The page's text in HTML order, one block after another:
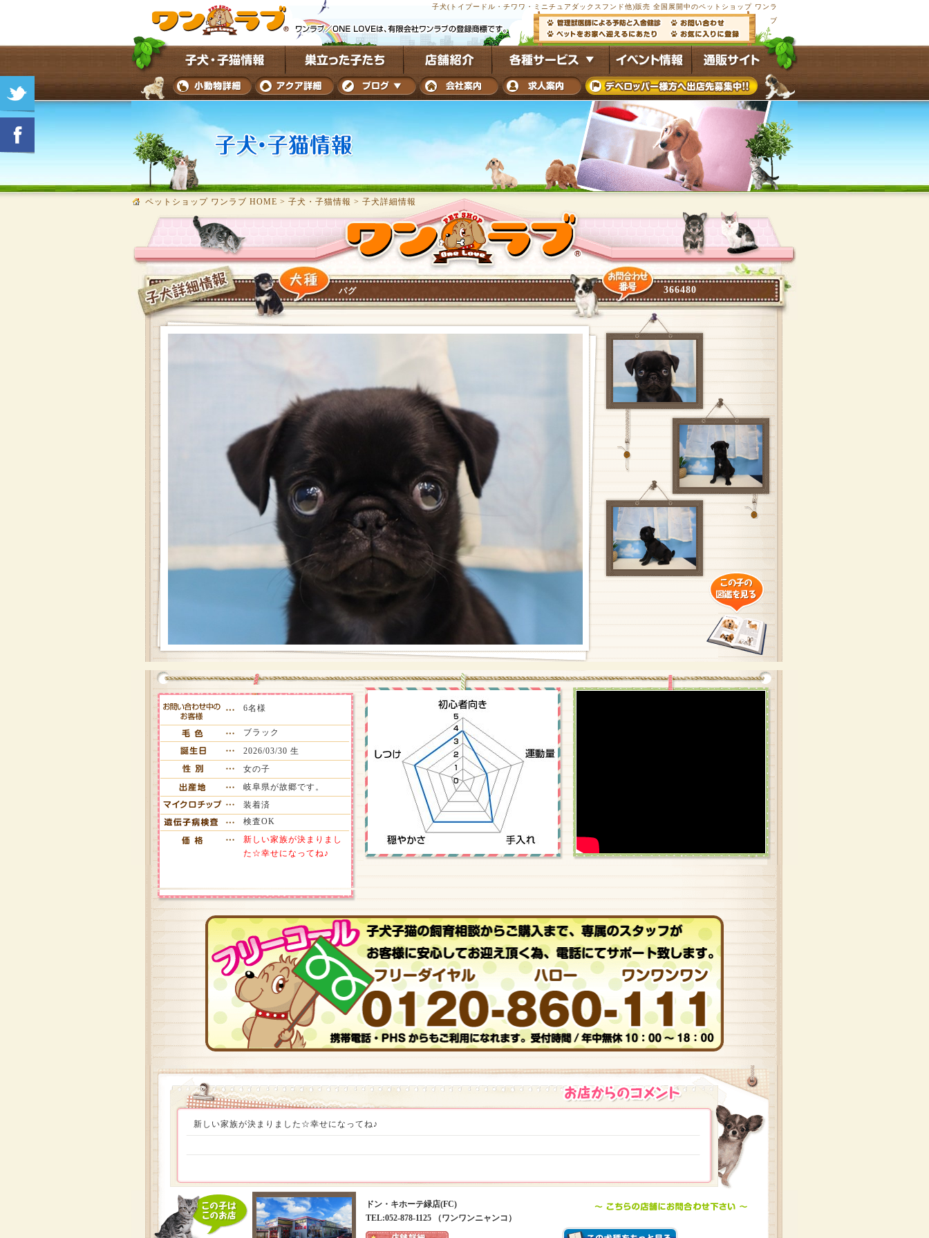
子犬(トイプードル・チワワ・ミニチュアダックスフンド他)販売 全国展開中のペットショップ ワンラ
ブ
ペットショップ ワンラブ HOME > 子犬・子猫情報 > 子犬詳細情報
パグ 366480
6名様
ブラック
2026/03/30 生
女の子
岐阜県が故郷です。
装着済
検査OK
新しい家族が決まりまし
た☆幸せになってね♪
新しい家族が決まりました☆幸せになってね♪
ドン・キホーテ緑店(FC)
TEL:052-878-1125 （ワンワンニャンコ）